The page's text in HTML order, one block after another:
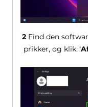
2Find den
prikker, og klik "